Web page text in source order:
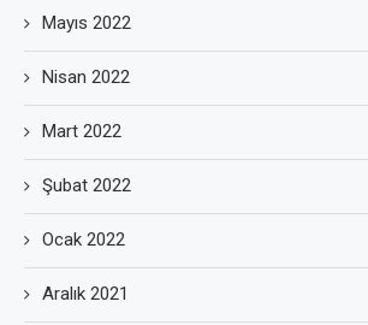
Mayıs 2022
Nisan 2022
Mart 2022
Şubat 2022
Ocak 2022
Aralık 2021